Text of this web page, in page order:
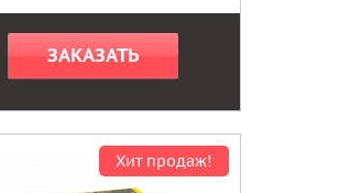
ЗАКАЗАТЬ
Хит продаж!